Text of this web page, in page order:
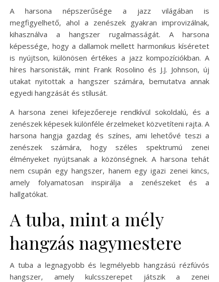
A harsona népszerűsége a jazz világában is
megfigyelhető, ahol a zenészek gyakran improvizálnak,
kihasználva a hangszer rugalmasságát. A harsona
képessége, hogy a dallamok mellett harmonikus kíséretet
is nyújtson, különösen értékes a jazz kompozíciókban. A
híres harsonisták, mint Frank Rosolino és J.J. Johnson, új
utakat nyitottak a hangszer számára, bemutatva annak
egyedi hangzását és stílusát.
A harsona zenei kifejezőereje rendkívül sokoldalú, és a
zenészek képesek különféle érzelmeket közvetíteni rajta. A
harsona hangja gazdag és színes, ami lehetővé teszi a
zenészek számára, hogy széles spektrumú zenei
élményeket nyújtsanak a közönségnek. A harsona tehát
nem csupán egy hangszer, hanem egy igazi zenei kincs,
amely folyamatosan inspirálja a zenészeket és a
hallgatókat.
A tuba, mint a mély
hangzás nagymestere
A tuba a legnagyobb és legmélyebb hangzású rézfúvós
hangszer, amely kulcsszerepet játszik a zenei